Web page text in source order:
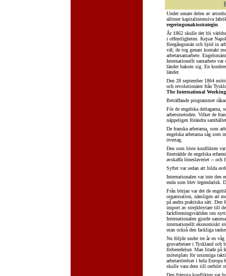
Under senare delen av
alltmer kapitalintensiva
regeringsmaktsstrategin
År 1862 skulle det bli
i offentligheten. Kejsar
föregångsmän och bjöd in
väl; de tog genast kontakt
arbetarsamarbete.
Internationellt samarbete var
länder bakom sig. En
länder.
Den 28 september 1864
och revolutionärer från
The International
Beträffande programmet
För de engelska deltagarna,
arbetsmetoden. Vilket de
näppeligen förändra
De franska arbetarna, som
engelska arbetarna såg som
övertag.
Den som löste konflikten
företrädde de engelska
avskaffa löneslaveriet -- och
Syftet var sedan att bilda
Internationalen var inte den
enda som blev legendarisk.
Från början var det de
organisation, nämligen att
på andra praktiska sätt. Den
import av strejkbrytare till
fackföreningsvärlden om
Internationalen gjorde
internationellt ekonomiskt
utan också den fackliga
Nu följde under tre år en
gruvarbetare i Tyskland och
förberedelser. Man litade
mötesplats för ursinniga
arbetarrörelser i hela Europa
skulle vara dem till oerhört
Den främsta konflikten var